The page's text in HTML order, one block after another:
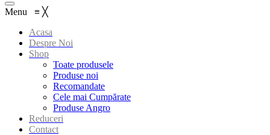
Menu ≡ ╳
Acasa
Despre Noi
Shop
Toate produsele
Produse noi
Recomandate
Cele mai Cumpărate
Produse Angro
Reduceri
Contact